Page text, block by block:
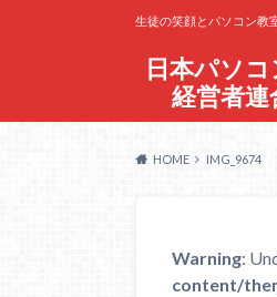
日本パソ
経営者連
生徒の笑顔とパソコン教
HOME IMG_9674
Warning:
content/